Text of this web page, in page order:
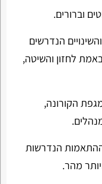
וברורים.
הנדרשים
באמת לחזון והשיטה,
הקורונה,
הנדרשות
מהר.